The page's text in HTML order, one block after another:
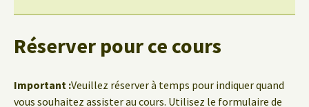
Réserver pour ce cours
Important :Veuillez réserver à temps pour indiquer quand
vous souhaitez assister au cours. Utilisez le formulaire de